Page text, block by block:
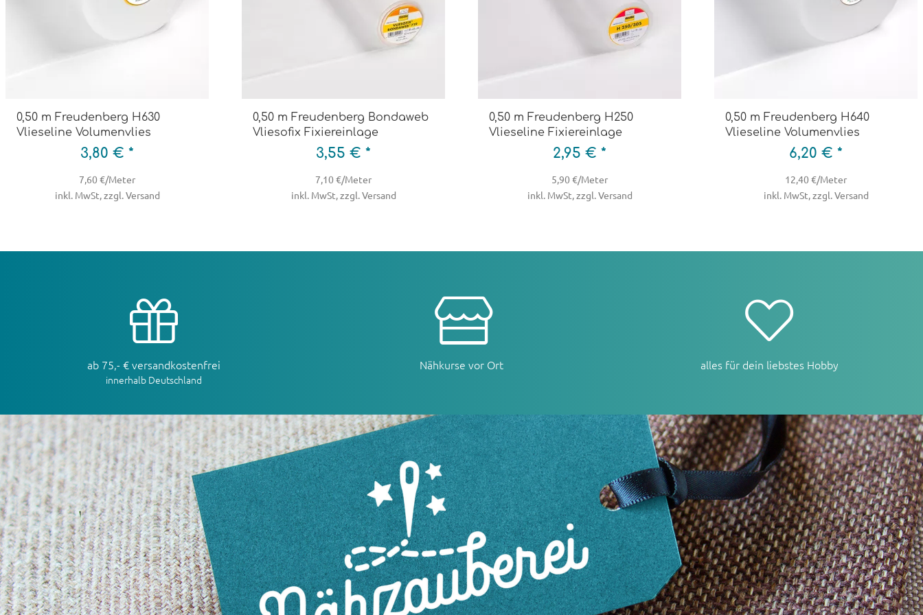
0,50 m Freudenberg H630
Vlieseline Volumenvlies
3,80 € *
7,60 €/Meter
inkl. MwSt, zzgl. Versand
0,50 m Freudenberg Bondaweb
Vliesofix Fixiereinlage
3,55 € *
7,10 €/Meter
inkl. MwSt, zzgl. Versand
0,50 m Freudenberg H250
Vlieseline Fixiereinlage
2,95 € *
5,90 €/Meter
inkl. MwSt, zzgl. Versand
0,50 m Freudenberg H640
Vlieseline Volumenvlies
6,20 € *
12,40 €/Meter
inkl. MwSt, zzgl. Versand
ab 75,- € versandkostenfrei
innerhalb Deutschland
Nähkurse vor Ort alles für dein liebstes Hobby